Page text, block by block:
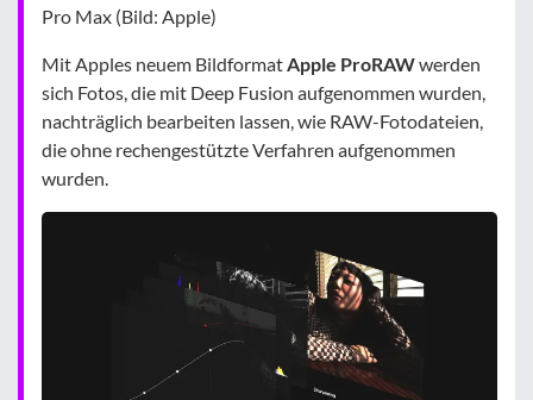
Pro Max (Bild: Apple)
Mit Apples neuem BildformatApple ProRAWwerden
sich Fotos, die mit Deep Fusion aufgenommen wurden,
nachträglich bearbeiten lassen, wie RAW-Fotodateien,
die ohne rechengestützte Verfahren aufgenommen
wurden.